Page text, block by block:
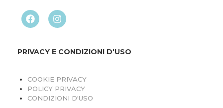
PRIVACY E CONDIZIONI D'USO
COOKIE PRIVACY
POLICY PRIVACY
CONDIZIONI D'USO